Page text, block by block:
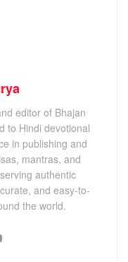
editor of Bhajan
to Hindi devotional
in publishing and
mantras, and
authentic
and easy-to-
the world.